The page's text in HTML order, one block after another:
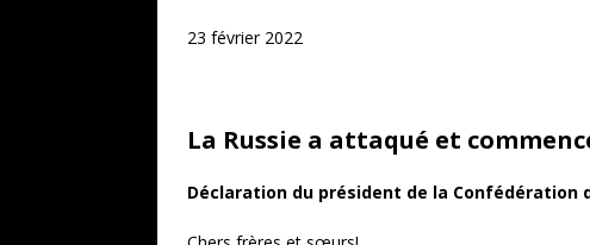
23 février 2022
La Russie a attaqué et
Déclaration du président de la Confédération